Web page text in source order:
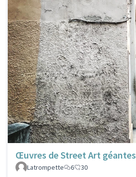
Œuvres de Street Art géantes
Latrompette
6 30